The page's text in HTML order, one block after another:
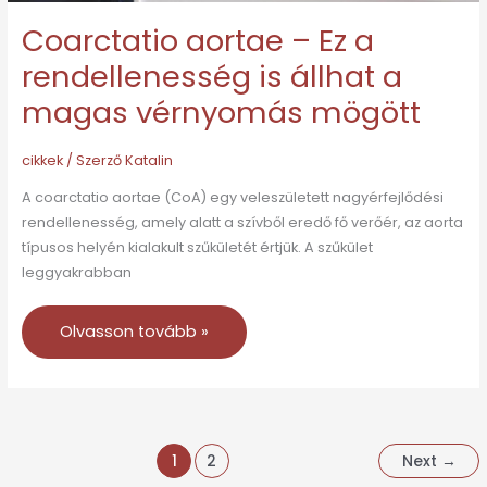
Coarctatio aortae – Ez a
rendellenesség is állhat a
magas vérnyomás mögött
cikkek/ SzerzőKatalin
A coarctatio aortae (CoA) egy veleszületett nagyérfejlődési
rendellenesség, amely alatt a szívből eredő fő verőér, az aorta
típusos helyén kialakult szűkületét értjük. A szűkület
leggyakrabban
mögött
Olvasson tovább »
1 2 Next →